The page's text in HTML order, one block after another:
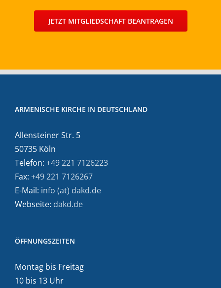
JETZT MITGLIEDSCHAFT BEANTRAGEN
ARMENISCHE KIRCHE IN DEUTSCHLAND
Allensteiner Str. 5
50735 Köln
Telefon: +49 221 7126223
Fax: +49 221 7126267
E-Mail: info (at) dakd.de
Webseite: dakd.de
ÖFFNUNGSZEITEN
Montag bis Freitag
10 bis 13 Uhr